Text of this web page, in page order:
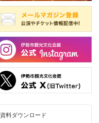
資料ダウンロード